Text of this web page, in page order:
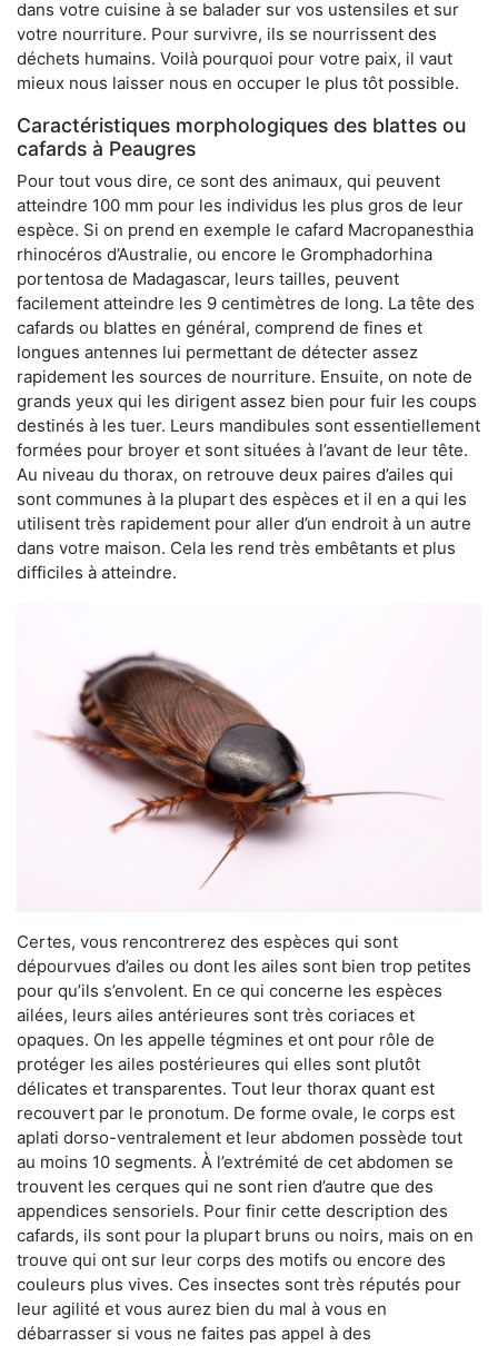
dans votre cuisine à se balader sur vos ustensiles et sur
votre nourriture. Pour survivre, ils se nourrissent des
déchets humains. Voilà pourquoi pour votre paix, il vaut
mieux nous laisser nous en occuper le plus tôt possible.
Caractéristiques morphologiques des blattes ou
cafards à Peaugres
Pour tout vous dire, ce sont des animaux, qui peuvent
atteindre 100 mm pour les individus les plus gros de leur
espèce. Si on prend en exemple le cafard Macropanesthia
rhinocéros d’Australie, ou encore le Gromphadorhina
portentosa de Madagascar, leurs tailles, peuvent
facilement atteindre les 9 centimètres de long. La tête des
cafards ou blattes en général, comprend de fines et
longues antennes lui permettant de détecter assez
rapidement les sources de nourriture. Ensuite, on note de
grands yeux qui les dirigent assez bien pour fuir les coups
destinés à les tuer. Leurs mandibules sont essentiellement
formées pour broyer et sont situées à l’avant de leur tête.
Au niveau du thorax, on retrouve deux paires d’ailes qui
sont communes à la plupart des espèces et il en a qui les
utilisent très rapidement pour aller d’un endroit à un autre
dans votre maison. Cela les rend très embêtants et plus
difficiles à atteindre.
Certes, vous rencontrerez des espèces qui sont
dépourvues d’ailes ou dont les ailes sont bien trop petites
pour qu’ils s’envolent. En ce qui concerne les espèces
ailées, leurs ailes antérieures sont très coriaces et
opaques. On les appelle tégmines et ont pour rôle de
protéger les ailes postérieures qui elles sont plutôt
délicates et transparentes. Tout leur thorax quant est
recouvert par le pronotum. De forme ovale, le corps est
aplati dorso-ventralement et leur abdomen possède tout
au moins 10 segments. À l’extrémité de cet abdomen se
trouvent les cerques qui ne sont rien d’autre que des
appendices sensoriels. Pour finir cette description des
cafards, ils sont pour la plupart bruns ou noirs, mais on en
trouve qui ont sur leur corps des motifs ou encore des
couleurs plus vives. Ces insectes sont très réputés pour
leur agilité et vous aurez bien du mal à vous en
débarrasser si vous ne faites pas appel à des